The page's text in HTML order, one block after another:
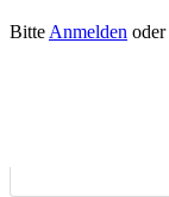
Bitte Anmelden oder